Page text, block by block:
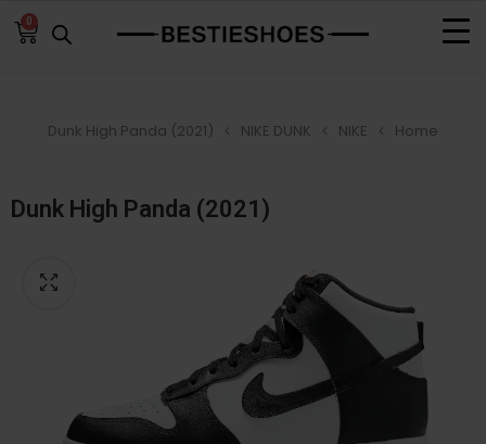
0
Home
NIKE
NIKE DUNK
Dunk High Panda (2021)
Dunk High Panda (2021)